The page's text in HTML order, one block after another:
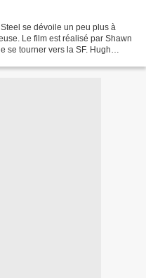
se dévoile un peu plus à
Le film est réalisé par Shawn
se tourner vers la SF. Hugh